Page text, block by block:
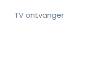
TV ontvanger